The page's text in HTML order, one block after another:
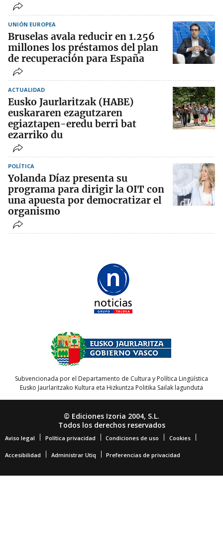
UNIÓN EUROPEA
Bruselas avala reducir en 1.256
millones los préstamos del plan
de recuperación para España
ACTUALIDAD
Eusko Jaurlaritzak (HABE)
euskararen ezagutzaren
egiaztapen-eredu berri bat
ezarriko du
POLÍTICA
Yolanda Díaz presenta su
programa para dirigir la OIT con
una apuesta por democratizar el
organismo
Subvencionada por el Departamento de Cultura y Política Lingüística
Eusko Jaurlaritzako Kultura eta Hizkuntza Politika Sailak lagunduta
© Ediciones Izoria 2004, S.L.
Todos los derechos reservados
Aviso legal Política privacidad Condiciones de uso Cookies
Accesibilidad Administrar Utiq Preferencias de privacidad